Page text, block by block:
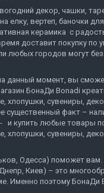
декор, чашки,
елку, вертеп, баночки
керамика с
доставит покупку по
любых городов могут
данный момент, вы
БонаДи Bonadi
хлопушки, сувениры,
существенный факт –
и купить любые товары
хлопушки, сувениры,
Одесса) поможет
Киев) – это
Именно поэтому БонаДи